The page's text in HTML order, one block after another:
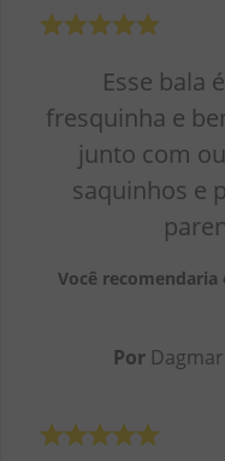
Esse bala
fresquinha e
junto com
saquinhos e
Você
Por